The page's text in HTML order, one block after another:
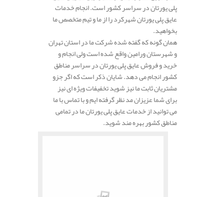
پلی یورتان در سراسر کشور است. انجام خدمات
عایق پلی یورتان شهرکرد را از ما و تیم متخصص ما
بخواهید.
همان گونه که گفته شده شرکت ما در استان تهران
و شهرستان ورامین واقع شده است ولی انجام و
خرید و فروش عایق پلی یورتان در سراسر مناطق
کشور انجام می دهد. شایان ذکر است که اگر جزو
مشتریان ثابت ما نیز شوید تخفیفات ویژه ای نیز
برای شما عزیزان مد نظر گرفته ایم و با تماس با ما
می توانید از خدمات عایق پلی یورتان ما در تمامی
مناطق کشور بهره مند شوید.